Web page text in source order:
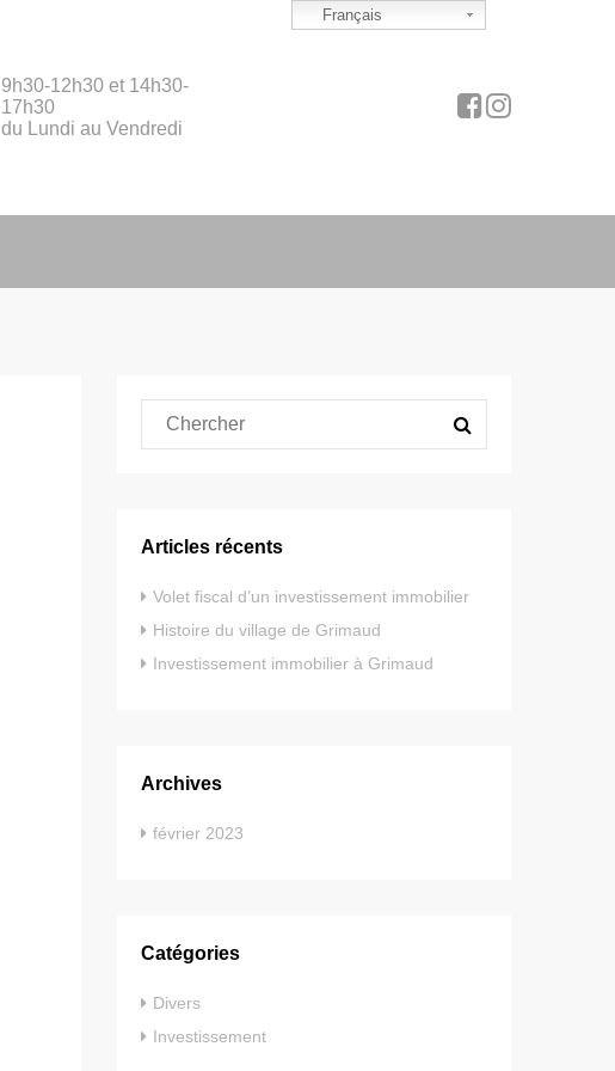
9h30-12h30 et 14h30-
17h30
du Lundi au Vendredi
Articles récents
Volet fiscal d’un investissement immobilier
Histoire du village de Grimaud
Investissement immobilier à Grimaud
Archives
février 2023
Catégories
Divers
Investissement
Français